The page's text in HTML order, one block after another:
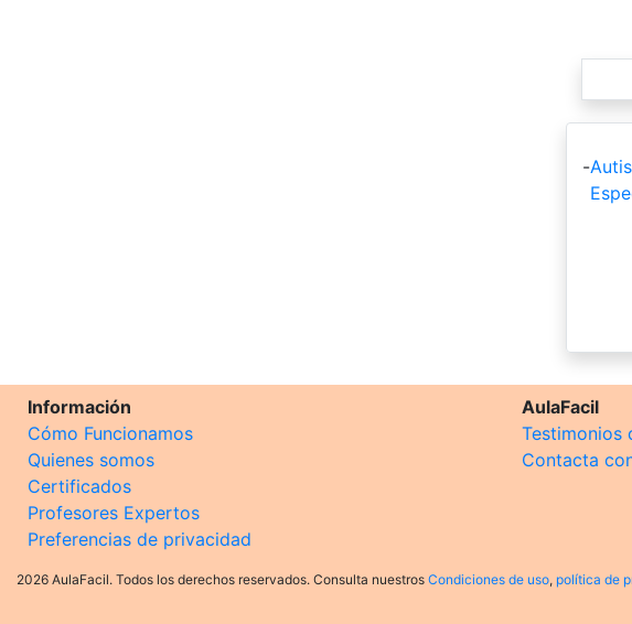
-
Información
Cómo Funcionamos
Quienes somos
Certificados
Profesores Expertos
Preferencias de privacidad
AulaFacil
Testimonios
Contacta
2026 AulaFacil. Todos los derechos reservados. Consulta nuestros Condiciones de uso, política de